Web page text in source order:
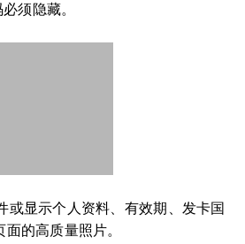
须隐藏。
或显示个人资料、有效期、发卡国
的高质量照片。